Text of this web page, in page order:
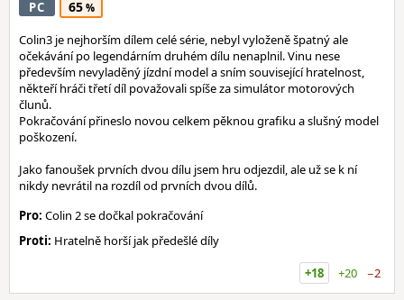
PC 65
Colin3 je nejhorším dílem celé série, nebyl vyloženě špatný ale
očekávání po legendárním druhém dílu nenaplnil. Vinu nese
především nevyladěný jízdní model a sním související hratelnost,
někteří hráči třetí díl považovali spíše za simulátor motorových
člunů.
Pokračování přineslo novou celkem pěknou grafiku a slušný model
poškození.
Jako fanoušek prvních dvou dílu jsem hru odjezdil, ale už se k ní
nikdy nevrátil na rozdíl od prvních dvou dílů.
Pro: Colin 2 se dočkal pokračování
Proti: Hratelně horší jak předešlé díly
+18
+20 −2